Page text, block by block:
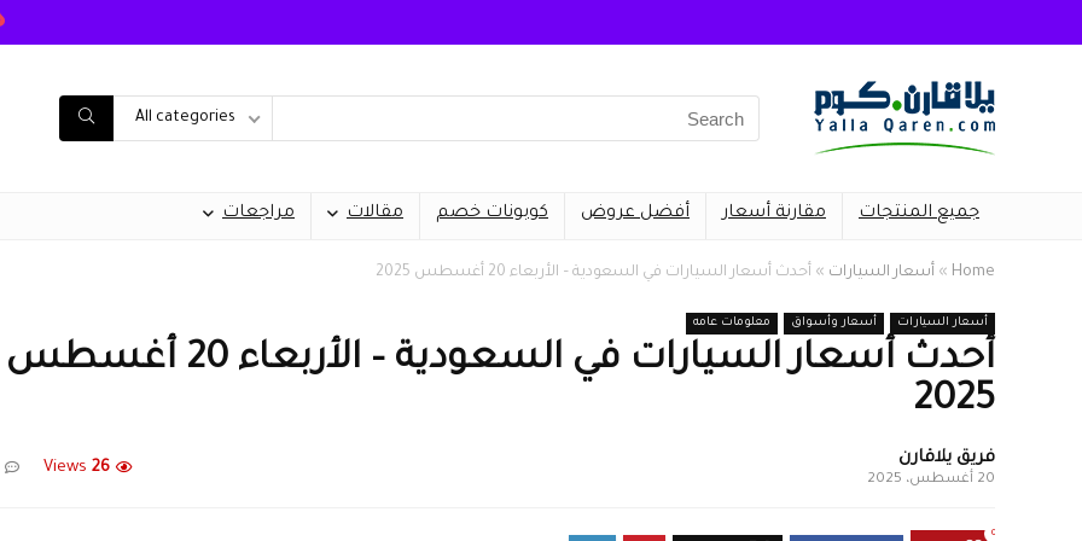
for:
All categories
جميع المنتجات مقارنة أسعار أفضل عروض كوبونات خصم مقالات مراجعات
Home
» أسعار السيارات » أحدث أسعار السيارات في السعودية – الأربعاء 20 أغسطس 2025
أسعار السيارات أسعار وأسواق معلومات عامه
أحدث أسعار السيارات في السعودية – الأربعاء 20 أغسطس
2025
فريق يلاقارن
20 أغسطس، 2025
26
0